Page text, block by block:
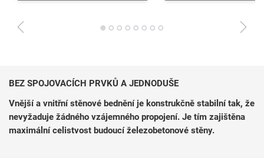
1 2 3 4 5 6 7 8
BEZ SPOJOVACÍCH PRVKŮ A JEDNODUŠE
Vnější a vnitřní stěnové bednění je konstrukčně stabilní tak, že
nevyžaduje žádného vzájemného propojení. Je tím zajištěna
maximální celistvost budoucí železobetonové stěny.